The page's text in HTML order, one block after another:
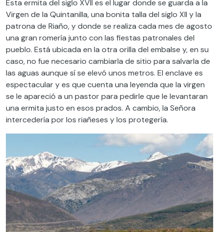
Esta ermita del siglo XVII es el lugar donde se guarda a la
Virgen de la Quintanilla, una bonita talla del siglo XII y la
patrona de Riaño, y donde se realiza cada mes de agosto
una gran romería junto con las fiestas patronales del
pueblo. Está ubicada en la otra orilla del embalse y, en su
caso, no fue necesario cambiarla de sitio para salvarla de
las aguas aunque sí se elevó unos metros. El enclave es
espectacular y es que cuenta una leyenda que la virgen
se le apareció a un pastor para pedirle que le levantaran
una ermita justo en esos prados. A cambio, la Señora
intercedería por los riañeses y los protegería.